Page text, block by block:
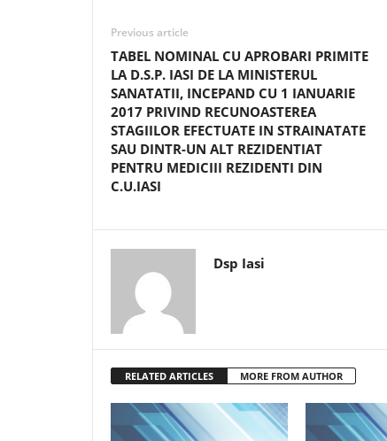
Previous article
TABEL NOMINAL CU APROBARI PRIMITE
LA D.S.P. IASI DE LA MINISTERUL
SANATATII, INCEPAND CU 1 IANUARIE
2017 PRIVIND RECUNOASTEREA
STAGIILOR EFECTUATE IN STRAINATATE
SAU DINTR-UN ALT REZIDENTIAT
PENTRU MEDICIII REZIDENTI DIN
C.U.IASI
Dsp Iasi
RELATED ARTICLES MORE FROM AUTHOR